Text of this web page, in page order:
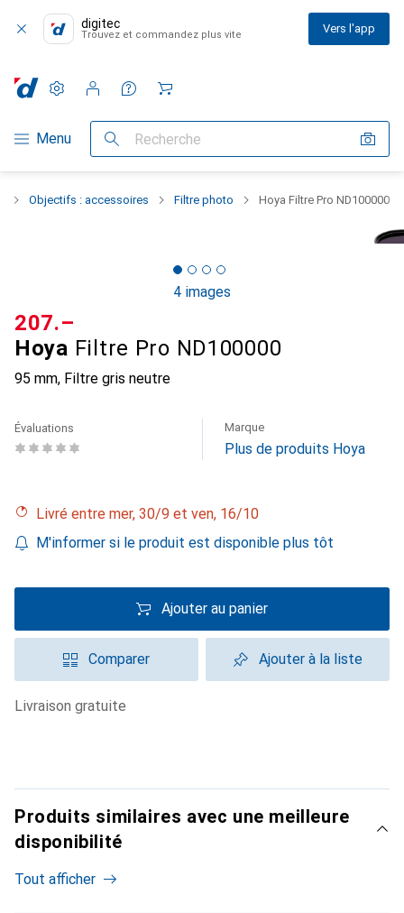
digitec
Trouvez et commandez plus vite Vers l'app
Navigation par catégorie
Menu Recherche
Paramètres
Compte client
Listes de comparaison
Listes d'envies
Panier
Objectifs : accessoires Filtre photo Hoya Filtre Pro ND100000
4 images
Hoya Filtre Pro ND100000
95 mm, Filtre gris neutre
CHF
207.–
Évaluations Marque
Plus de produits Hoya
Livré entre mer, 30/9 et ven, 16/10
M'informer si le produit est disponible plus tôt
Ajouter au panier
Comparer Ajouter à la liste
livraison gratuite
Produits similaires avec une meilleure
disponibilité
Tout afficher